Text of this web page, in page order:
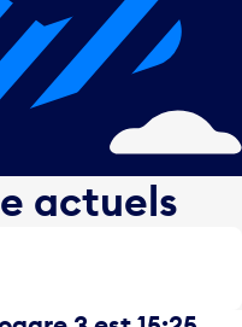
actuels